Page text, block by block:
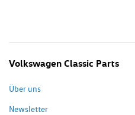
Volkswagen Classic Parts
Über uns
Newsletter